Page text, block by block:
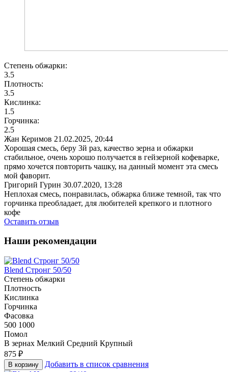
Степень обжарки:
3.5
Плотность:
3.5
Кислинка:
1.5
Горчинка:
2.5
Жан Керимов 21.02.2025, 20:44
Хорошая смесь, беру 3й раз, качество зерна и обжарки
стабильное, очень хорошо получается в гейзерной кофеварке,
прямо хочется повторить чашку, на данный момент эта смесь
мой фаворит.
Григорий Гурин 30.07.2020, 13:28
Неплохая смесь, понравилась, обжарка ближе темной, так что
горчинка преобладает, для любителей крепкого и плотного
кофе
Оставить отзыв
Наши рекомендации
Blend Стронг 50/50
Степень обжарки
Плотность
Кислинка
Горчинка
Фасовка
500 1000
Помол
В зернах Мелкий Средний Крупный
875 ₽
В корзину Добавить в список сравнения